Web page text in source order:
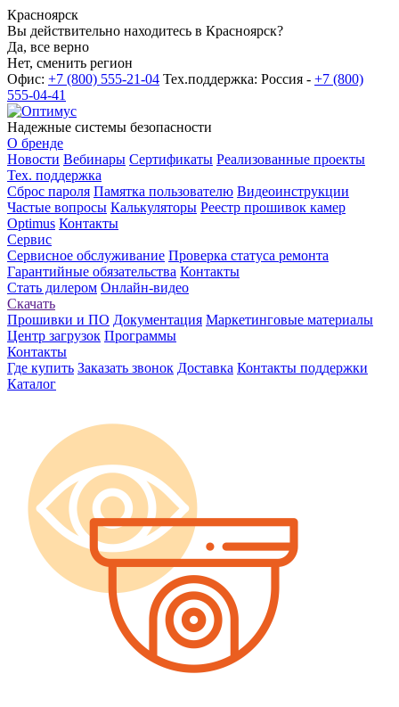
Красноярск
Вы действительно находитесь в Красноярск?
Да, все верно
Нет, сменить регион
Офис: +7 (800) 555-21-04 Тех.поддержка: Россия - +7 (800)
555-04-41
Надежные системы безопасности
О бренде
Новости Вебинары Сертификаты Реализованные проекты
Тех. поддержка
Сброс пароля Памятка пользователю Видеоинструкции
Частые вопросы Калькуляторы Реестр прошивок камер
Optimus Контакты
Сервис
Сервисное обслуживание Проверка статуса ремонта
Гарантийные обязательства Контакты
Стать дилером Онлайн-видео
Скачать
Прошивки и ПО Документация Маркетинговые материалы
Центр загрузок Программы
Контакты
Где купить Заказать звонок Доставка Контакты поддержки
Каталог